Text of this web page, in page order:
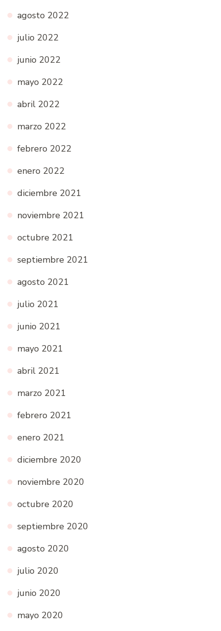
agosto 2022
julio 2022
junio 2022
mayo 2022
abril 2022
marzo 2022
febrero 2022
enero 2022
diciembre 2021
noviembre 2021
octubre 2021
septiembre 2021
agosto 2021
julio 2021
junio 2021
mayo 2021
abril 2021
marzo 2021
febrero 2021
enero 2021
diciembre 2020
noviembre 2020
octubre 2020
septiembre 2020
agosto 2020
julio 2020
junio 2020
mayo 2020